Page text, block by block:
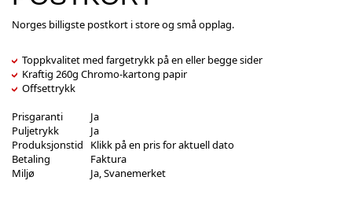
Norges billigste postkort i store og små opplag.
Toppkvalitet med fargetrykk på en eller begge sider
Kraftig 260g Chromo-kartong papir
Offsettrykk
Prisgaranti
Ja
Puljetrykk
Ja
Produksjonstid
Klikk på en pris for aktuell dato
Betaling
Faktura
Miljø
Ja, Svanemerket